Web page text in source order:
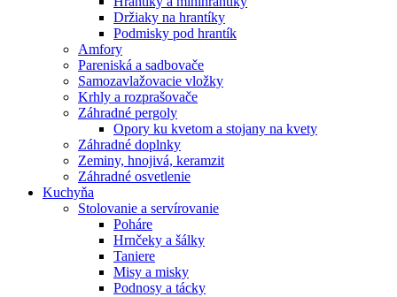
Držiaky na hrantíky
Podmisky pod hrantík
Amfory
Pareniská a sadbovače
Samozavlažovacie vložky
Krhly a rozprašovače
Záhradné pergoly
Opory ku kvetom a stojany na kvety
Záhradné doplnky
Zeminy, hnojivá, keramzit
Záhradné osvetlenie
Kuchyňa
Stolovanie a servírovanie
Poháre
Hrnčeky a šálky
Taniere
Misy a misky
Podnosy a tácky